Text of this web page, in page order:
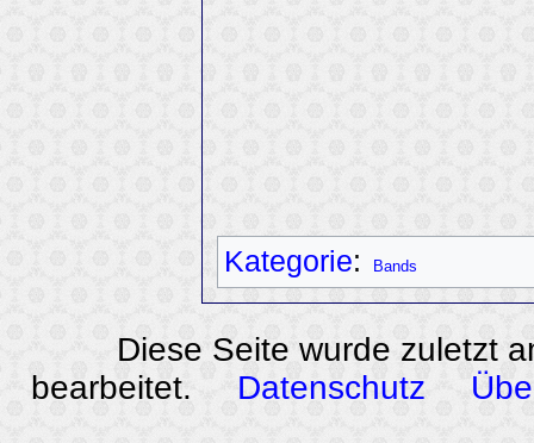
Kategorie: Bands
Diese Seite wurde zuletzt
bearbeitet.
Datenschutz